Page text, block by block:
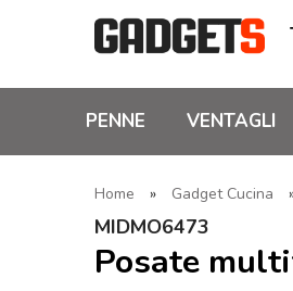
PENNE VENTAGLI
Home » Gadget Cucina
MIDMO6473
Posate